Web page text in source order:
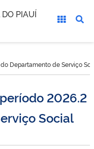
PIAUÍ
Departamento de Serviço
2026.2
Social